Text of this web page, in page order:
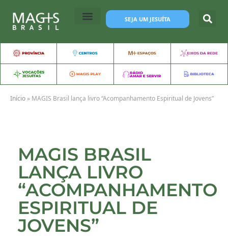
SEJA UM JESUÍTA
Início » MAGIS Brasil lança livro “Acompanhamento Espiritual de Jovens”
MAGIS BRASIL
LANÇA LIVRO
“ACOMPANHAMENTO
ESPIRITUAL DE
JOVENS”